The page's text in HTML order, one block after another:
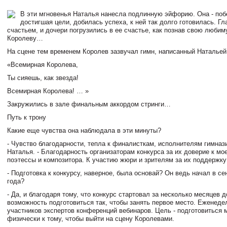
В эти мгновенья Наталья нанесла подлинную эйфорию. Она -
достигшая цели, добилась успеха, к ней так долго готовилась.
счастьем, и дочери погрузились в ее счастье, как познав свою
Королеву…
На сцене тем временем Королев зазвучал гимн, написанный
«Всемирная Королева,
Ты сияешь, как звезда!
Всемирная Королева! … »
Закружились в зале финальным аккордом стринги…
Путь к трону
Какие еще чувства она наблюдала в эти минуты?
- Чувство благодарности, тепла к финалисткам, исполнителям
Наталья. - Благодарность организаторам конкурса за их доверие к
поэтессы и композитора. К участию жюри и зрителям за их
- Подготовка к конкурсу, наверное, была основай? Он ведь начал в
года?
- Да, и благодаря тому, что конкурс стартовал за несколько месяцев
возможность подготовиться так, чтобы занять первое место.
участников экспертов конференций вебинаров. Цель - подготовиться
физически к тому, чтобы выйти на сцену Королевами.